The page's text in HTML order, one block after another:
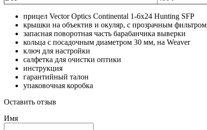
прицел Vector Optics Continental 1-6x24 Hunting SFP
крышки на объектив и окуляр, с прозрачным фильтром
запасная поворотная часть барабанчика выверки
кольца с посадочным диаметром 30 мм, на Weaver
ключ для настройки
салфетка для очистки оптики
инструкция
гарантийный талон
упаковочная коробка
Оставить отзыв
Имя